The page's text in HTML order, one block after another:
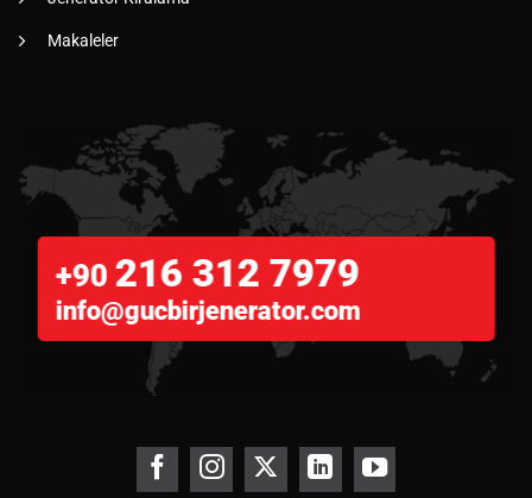
Makaleler
+90 216 312 7979
info@gucbirjenerator.com